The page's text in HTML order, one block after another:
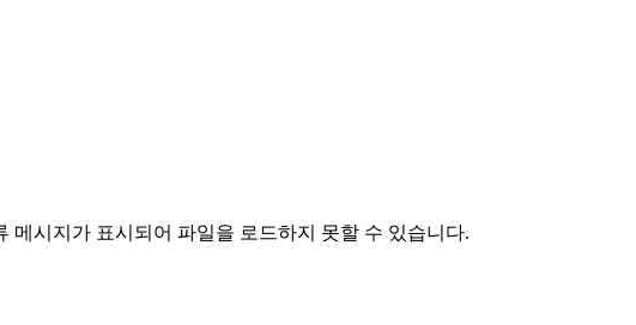
시지가 표시되어 파일을 로드하지 못할 수 있습니다.